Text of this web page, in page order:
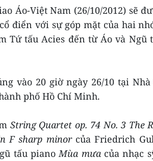
Áo-Việt Nam (26/10/2012) sẽ
điển với sự góp mặt của hai
tấu Acies đến từ Áo và Ngũ
vào 20 giờ ngày 26/10 tại
phố Hồ Chí Minh.
String Quartet op. 74 No. 3 The
F sharp minorcủa Friedrich
tấu pianoMùa mưacủa nhạc